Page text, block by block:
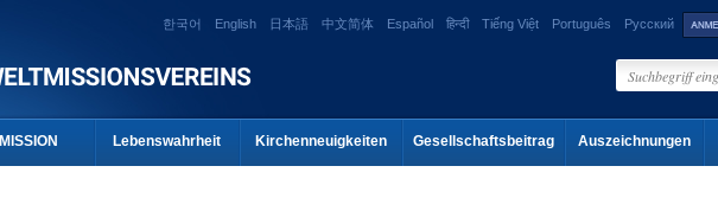
한국어 English 日本語 中文简体 Español हिन्दी Tiếng Việt Português Русский
MISSION Lebenswahrheit Kirchenneuigkeiten Gesellschaftsbeitrag Auszeichnungen